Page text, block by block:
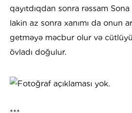
qayıtdıqdan sonra rəssam
lakin az sonra xanımı da onun
getməyə məcbur olur və
övladı doğulur.